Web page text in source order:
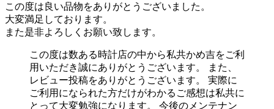
この度は良い品物をありがとうございました。
大変満足しております。
また是非よろしくお願い致します。
この度は数ある時計店の中から私共かめ吉をご利
用いただき誠にありがとうございます。 また、
レビュー投稿をありがとうございます。 実際に
ご利用になられた方だけがわかるご感想は私共に
とって大変勉強になります。 今後のメンテナン